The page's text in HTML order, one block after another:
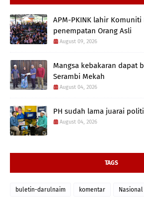
APM-PKINK lahir Komuniti
penempatan Orang Asli
August 09, 2026
Mangsa kebakaran dapat
Serambi Mekah
August 04, 2026
PH sudah lama juarai
August 04, 2026
TAGS
buletin-darulnaim komentar Nasional